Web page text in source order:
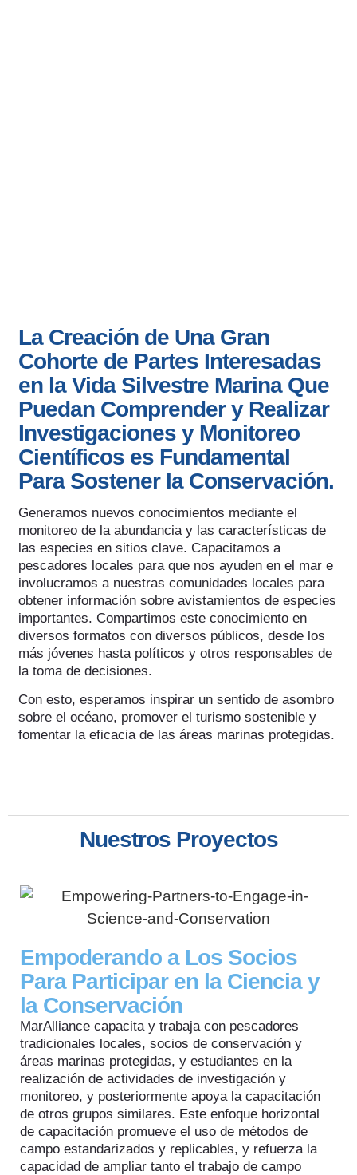
La Creación de Una Gran
Cohorte de Partes Interesadas
en la Vida Silvestre Marina Que
Puedan Comprender y Realizar
Investigaciones y Monitoreo
Científicos es Fundamental
Para Sostener la Conservación.
Generamos nuevos conocimientos mediante el
monitoreo de la abundancia y las características de
las especies en sitios clave. Capacitamos a
pescadores locales para que nos ayuden en el mar e
involucramos a nuestras comunidades locales para
obtener información sobre avistamientos de especies
importantes. Compartimos este conocimiento en
diversos formatos con diversos públicos, desde los
más jóvenes hasta políticos y otros responsables de
la toma de decisiones.
Con esto, esperamos inspirar un sentido de asombro
sobre el océano, promover el turismo sostenible y
fomentar la eficacia de las áreas marinas protegidas.
Nuestros Proyectos
Empoderando a Los Socios
Para Participar en la Ciencia y
la Conservación
MarAlliance capacita y trabaja con pescadores
tradicionales locales, socios de conservación y
áreas marinas protegidas, y estudiantes en la
realización de actividades de investigación y
monitoreo, y posteriormente apoya la capacitación
de otros grupos similares. Este enfoque horizontal
de capacitación promueve el uso de métodos de
campo estandarizados y replicables, y refuerza la
capacidad de ampliar tanto el trabajo de campo